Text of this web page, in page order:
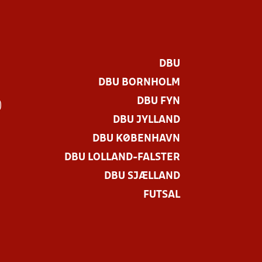
DBU
DBU BORNHOLM
DBU FYN
DBU JYLLAND
DBU KØBENHAVN
DBU LOLLAND-FALSTER
DBU SJÆLLAND
FUTSAL